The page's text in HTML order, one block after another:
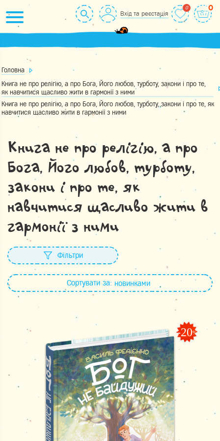
to
content
Вхід та реєстація
0
Головна
Книга не про релігію, а про Бога, Його любов, турботу, закони і про те,
як навчитися щасливо жити в гармонії з ними
Книга не про релігію, а про Бога, Його любов, турботу, закони і про те, як
навчитися щасливо жити в гармонії з ними
Книга не про релігію, а про
Бога, Його любов, турботу,
закони і про те, як
навчитися щасливо жити в
гармонії з ними
Фільтри
Сортувати за: новинками
-20%